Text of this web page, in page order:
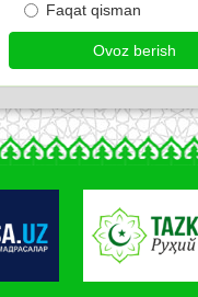
Faqat qisman